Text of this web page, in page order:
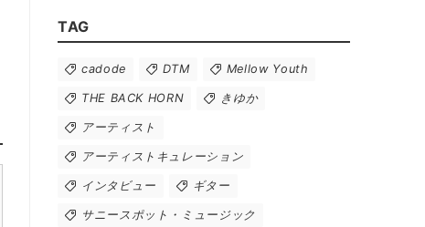
TAG
cadode DTM Mellow Youth
THE BACK HORN きゆか
アーティスト
アーティストキュレーション
インタビュー ギター
サニースポット・ミュージック